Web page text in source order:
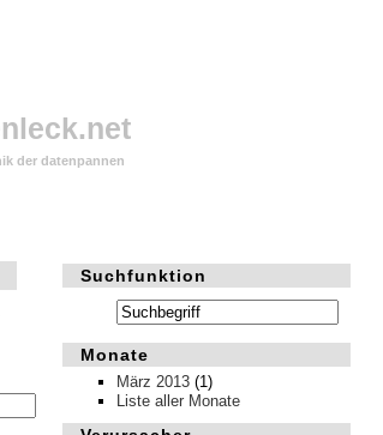
der datenpannen
Suchfunktion
Monate
März 2013 (1)
Liste aller Monate